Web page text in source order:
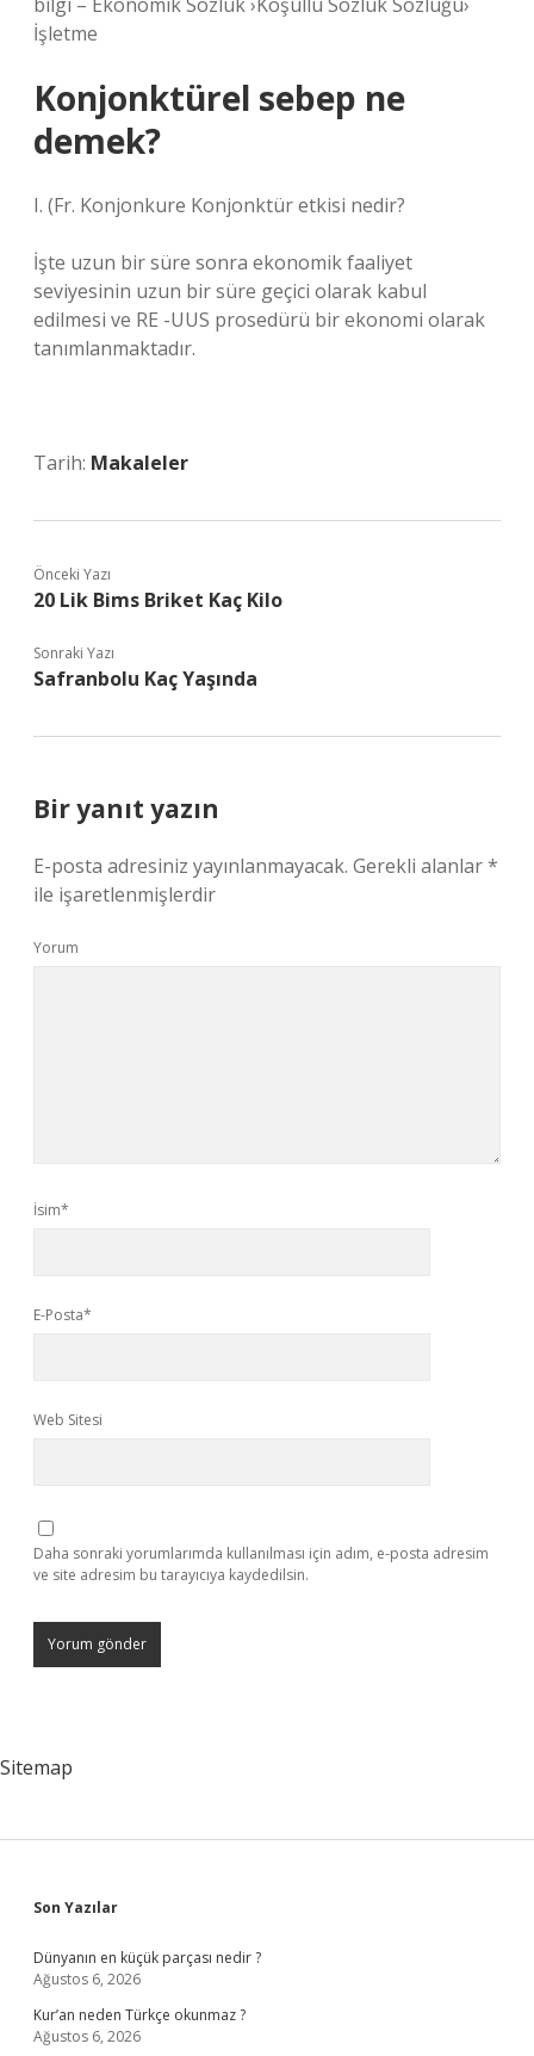
İşletme
Konjonktürel sebep ne
demek?
I. (Fr. Konjonkure Konjonktür etkisi nedir?
İşte uzun bir süre sonra ekonomik faaliyet
seviyesinin uzun bir süre geçici olarak kabul
edilmesi ve RE -UUS prosedürü bir ekonomi olarak
tanımlanmaktadır.
Tarih: Makaleler
Önceki Yazı
20 Lik Bims Briket Kaç Kilo
Sonraki Yazı
Safranbolu Kaç Yaşında
Bir yanıt yazın
E-posta adresiniz yayınlanmayacak. Gerekli alanlar*
ile işaretlenmişlerdir
Yorum
İsim*
E-Posta*
Web Sitesi
Daha sonraki yorumlarımda kullanılması için adım, e-posta adresim
ve site adresim bu tarayıcıya kaydedilsin.
Sitemap
Sidebar
Son Yazılar
Dünyanın en küçük parçası nedir ?
Ağustos 6, 2026
Kur’an neden Türkçe okunmaz ?
Ağustos 6, 2026